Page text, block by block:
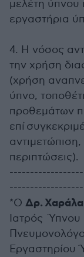
μελέτη ύπνου
εργαστήρια
4. Η νόσος
την χρήση
(χρήση
ύπνο,
προθεμάτων
επί
περιπτώσεις).
*Ο Δρ.
Ιατρός
Εργαστηρίου